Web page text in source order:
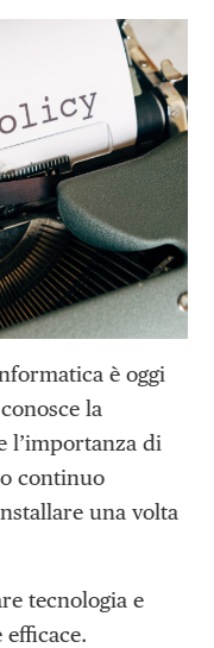
è oggi
la
l’importanza di
continuo
una volta
tecnologia e